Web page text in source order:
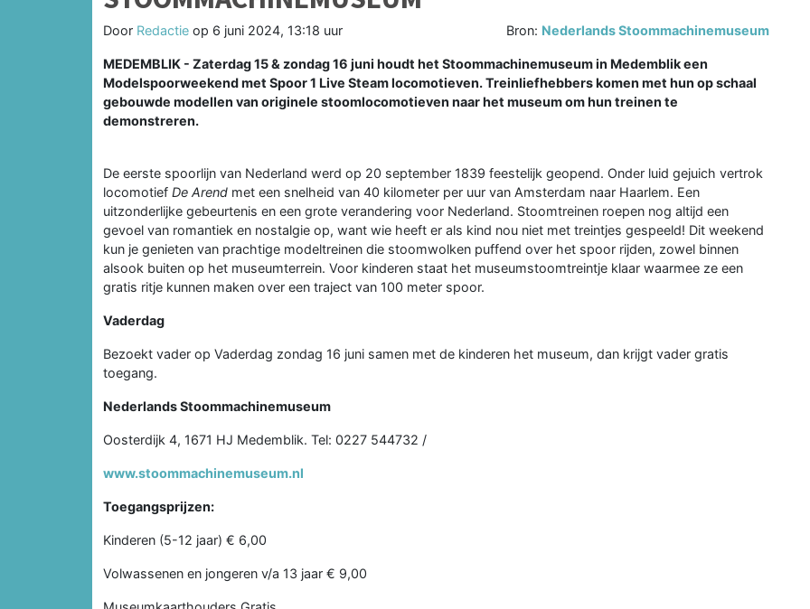
Door Redactie op 6 juni 2024, 13:18 uur Bron: Nederlands Stoommachinemuseum
MEDEMBLIK - Zaterdag 15 & zondag 16 juni houdt het Stoommachinemuseum in Medemblik een
Modelspoorweekend met Spoor 1 Live Steam locomotieven. Treinliefhebbers komen met hun op schaal
gebouwde modellen van originele stoomlocomotieven naar het museum om hun treinen te
demonstreren.
De eerste spoorlijn van Nederland werd op 20 september 1839 feestelijk geopend. Onder luid gejuich vertrok
locomotief De Arend met een snelheid van 40 kilometer per uur van Amsterdam naar Haarlem. Een
uitzonderlijke gebeurtenis en een grote verandering voor Nederland. Stoomtreinen roepen nog altijd een
gevoel van romantiek en nostalgie op, want wie heeft er als kind nou niet met treintjes gespeeld! Dit weekend
kun je genieten van prachtige modeltreinen die stoomwolken puffend over het spoor rijden, zowel binnen
alsook buiten op het museumterrein. Voor kinderen staat het museumstoomtreintje klaar waarmee ze een
gratis ritje kunnen maken over een traject van 100 meter spoor.
Vaderdag
Bezoekt vader op Vaderdag zondag 16 juni samen met de kinderen het museum, dan krijgt vader gratis
toegang.
Nederlands Stoommachinemuseum
Oosterdijk 4, 1671 HJ Medemblik. Tel: 0227 544732 /
www.stoommachinemuseum.nl
Toegangsprijzen:
Kinderen (5-12 jaar) € 6,00
Volwassenen en jongeren v/a 13 jaar € 9,00